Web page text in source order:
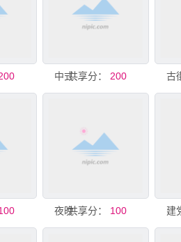
中式节庆美食组合展示
共享分： 200
夜晚热闹的摩天轮节庆场景
共享分： 100